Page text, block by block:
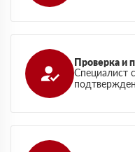
Проверка и
Специалист